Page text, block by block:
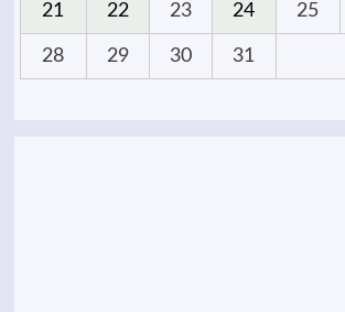
21 22 23 24 25
28 29 30 31